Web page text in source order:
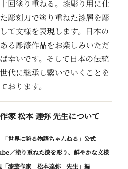
回塗り重ねる。漆彫り用に仕
彫刻刀で塗り重ねた漆層を彫
て文様を表現します。日本の
る彫漆作品をお楽しみいただ
幸いです。そして日本の伝統
代に継承し繋いでいくことを
おります。
家 松本 達弥 先生について
「世界に誇る物語ちゃんねる」公式
／塗り重ねた漆を彫り、鮮やかな文様
「漆芸作家 松本達弥 先生」編